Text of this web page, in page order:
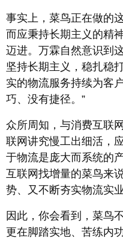
事实上，菜鸟正在做的
而应秉持长期主义的精
迈进。万霖自然意识到
坚持长期主义，稳扎稳
实的物流服务持续为客
巧、没有捷径。”
众所周知，与消费互联
联网讲究慢工出细活，
于物流是庞大而系统的
互联网找增量的菜鸟来
势、又不断夯实物流实
因此，你会看到，菜鸟
更在脚踏实地、苦练内